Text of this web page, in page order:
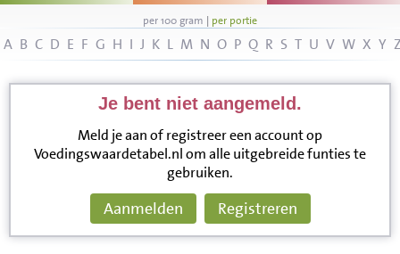
per 100 gram | per portie
A B C D E F G H I J K L M N O P Q R S T U V W X Y
Je bent niet aangemeld.
Meld je aan of registreer een account op
Voedingswaardetabel.nl om alle uitgebreide funties te
gebruiken.
Aanmelden Registreren